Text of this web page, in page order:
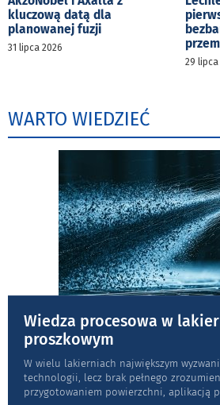
kluczową datą dla
planowanej fuzji
31 lipca 2026
29 lipca
WARTO WIEDZIEĆ
Wiedza procesowa w
proszkowym
W wielu lakierniach największym
technologii, lecz brak pełnego
przygotowaniem powierzchni, aplikacją